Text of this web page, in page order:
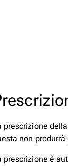
prescrizione
non
prescrizione è